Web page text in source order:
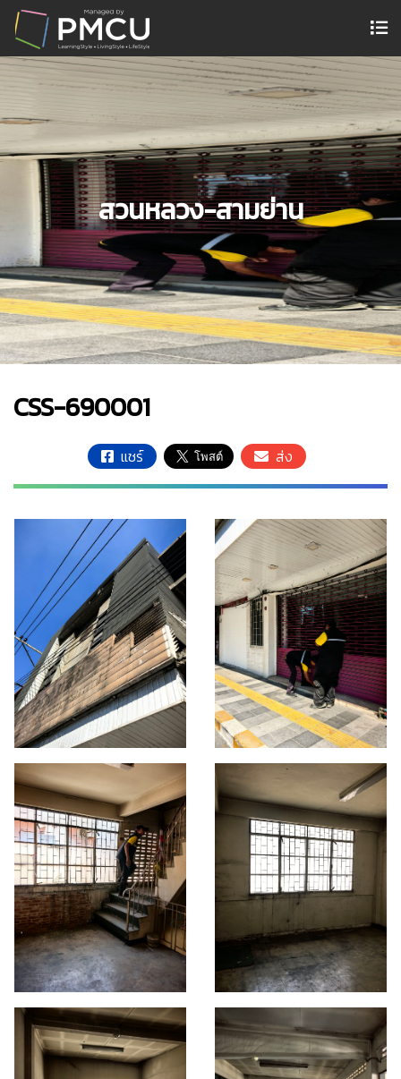
สวนหลวง-สามย่าน
CSS-690001
แชร์ ส่ง